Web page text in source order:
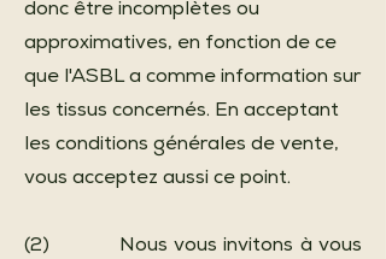
donc être incomplètes ou
approximatives, en fonction de ce
que l'ASBL a comme information sur
les tissus concernés. En acceptant
les conditions générales de vente,
vous acceptez aussi ce point.​
(2) Nous vous invitons à vous